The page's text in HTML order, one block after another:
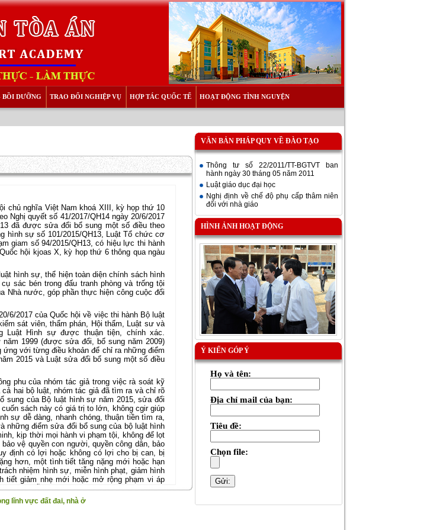
BỒI DƯỠNG TRAO ĐỔI NGHIỆP VỤ HỢP TÁC QUỐC TẾ HOẠT ĐỘNG TÌNH NGUYỆN
chủ nghĩa Việt Nam khoá XIII, kỳ họp thứ 10
Nghị quyết số 41/2017/QH14 ngày 20/6/2017
đã được sửa đổi bổ sung một số điều theo
hình sự số 101/2015/QH13, Luật Tổ chức cơ
giam số 94/2015/QH13, có hiệu lực thi hành
hội kjoas X, kỳ họp thứ 6 thông qua ngàu
hình sự, thể hiện toàn diện chính sách hình
sác bén trong đấu tranh phòng và trống tội
Nhà nước, góp phần thực hiện công cuộc đổi
6/2017 của Quốc hội về việc thi hành Bộ luật
sát viên, thẩm phán, Hội thẩm, Luật sư và
Luật Hình sự được thuận tiện, chính xác.
1999 (được sửa đổi, bổ sung năm 2009)
với từng điều khoản để chỉ ra những điểm
2015 và Luật sửa đổi bổ sung một số điều
phu của nhóm tác giả trong việc rà soát kỹ
hai bộ luật, nhóm tác giả đã tìm ra và chỉ rõ
sung của Bộ luật hình sự năm 2015, sửa đổi
sách này có giá trị to lớn, không cgir giúp
sự dễ dàng, nhanh chóng, thuận tiền tìm ra,
những điểm sửa đổi bổ sung của bộ luật hình
kịp thời mọi hành vi phạm tội, không để lọt
vệ quyền con người, quyền công dân, bảo
định có lợi hoặc không có lợi cho bị can, bị
hơn, một tình tiết tăng nặng mới hoặc hạn
nhiệm hình sự, miễn hình phạt, giảm hình
tiết giảm nhẹ mới hoặc mở rộng phạm vi áp
sự, miễn hình phạt, giảm hình phạt, tha tù
người phạm tội, thì được áp dụng đối với
hành.
sung năm 2009) với Bộ luật Hình sự năm
lĩnh vực đất đai, nhà ở
VĂN BẢN PHÁP QUY VỀ ĐÀO TẠO
Thông tư số 22/2011/TT-BGTVT ban
hành ngày 30 tháng 05 năm 2011
Luật giáo dục đại học
Nghị định về chế độ phụ cấp thâm niên
đối với nhà giáo
HÌNH ẢNH HOẠT ĐỘNG
Ý KIẾN GÓP Ý
Họ và tên:
Địa chỉ mail của bạn:
Tiêu đề:
Chọn file: